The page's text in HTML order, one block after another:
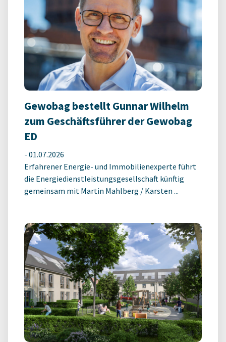
Gewobag bestellt Gunnar Wilhelm
zum Geschäftsführer der Gewobag
ED
- 01.07.2026
Erfahrener Energie- und Immobilienexperte führt
die Energiedienstleistungsgesellschaft künftig
gemeinsam mit Martin Mahlberg / Karsten ...